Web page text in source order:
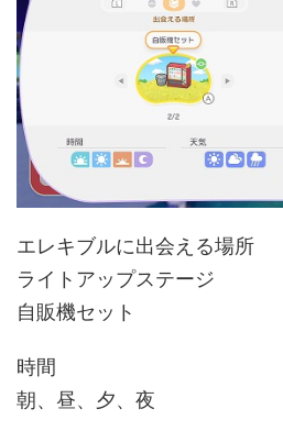
エレキブルに出会える場所
ライトアップステージ
自販機セット
時間
朝、昼、夕、夜